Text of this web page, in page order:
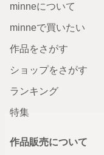
minneについて
minneで買いたい
作品をさがす
ショップをさがす
ランキング
特集
作品販売について